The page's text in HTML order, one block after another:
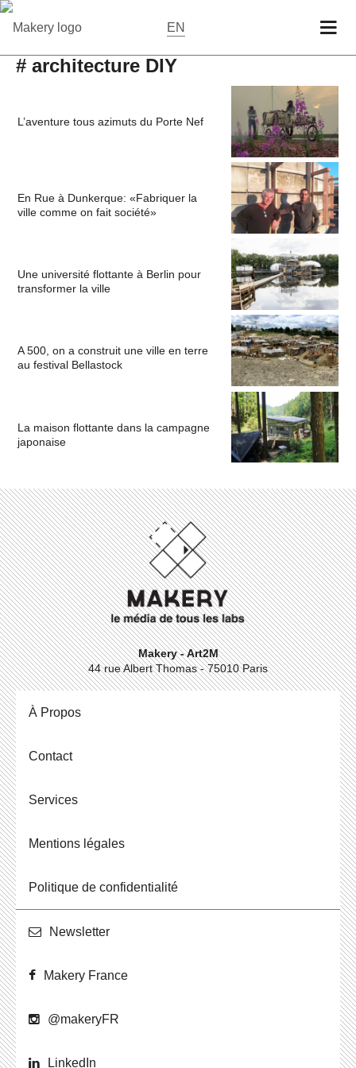
EN
# architecture DIY
L’aventure tous azimuts du Porte Nef
En Rue à Dunkerque: «Fabriquer la
ville comme on fait société»
Une université flottante à Berlin pour
transformer la ville
A 500, on a construit une ville en terre
au festival Bellastock
La maison flottante dans la campagne
japonaise
Makery - Art2M
44 rue Albert Thomas - 75010 Paris
À Propos
Contact
Ser­vices
Men­tions légales
Po­li­tique de confidentialité
News­let­ter
Makery France
@ma­ke­ryFR
Lin­ke­dIn